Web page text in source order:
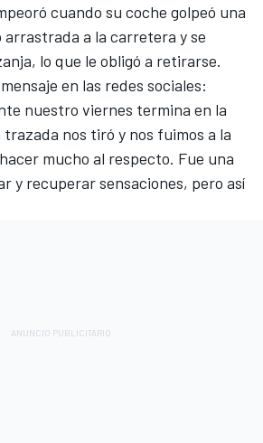
cuando su coche golpeó una
arrastrada a la carretera y se
lo que le obligó a retirarse.
en las redes sociales:
nuestro viernes termina en la
trazada nos tiró y nos fuimos a la
mucho al respecto. Fue una
y recuperar sensaciones, pero así